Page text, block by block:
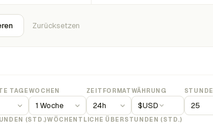
Zurücksetzen
TAGEWOCHEN ZEITFORMATWÄHRUNG
$USD
(STD.)WÖCHENTLICHE ÜBERSTUNDEN (STD.)